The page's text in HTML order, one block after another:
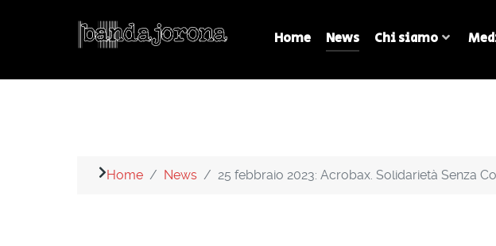
Home News Chi siamo
Home News 25 febbraio 2023: Acrobax. Solidarietà Senza